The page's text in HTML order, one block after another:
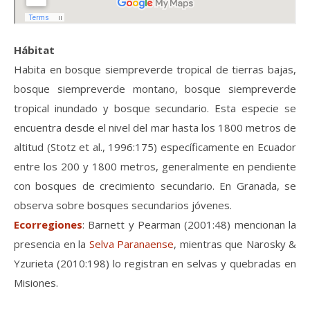
Hábitat
Habita en bosque siempreverde tropical de tierras bajas,
bosque siempreverde montano, bosque siempreverde
tropical inundado y bosque secundario. Esta especie se
encuentra desde el nivel del mar hasta los 1800 metros de
altitud (Stotz et al., 1996:175) específicamente en Ecuador
entre los 200 y 1800 metros, generalmente en pendiente
con bosques de crecimiento secundario. En Granada, se
observa sobre bosques secundarios jóvenes.
Ecorregiones: Barnett y Pearman (2001:48) mencionan la
presencia en la Selva Paranaense, mientras que Narosky &
Yzurieta (2010:198) lo registran en selvas y quebradas en
Misiones.